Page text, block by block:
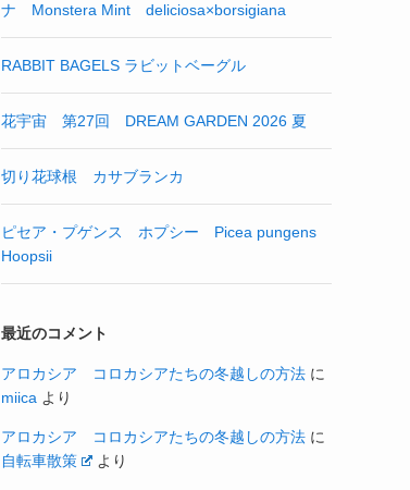
ナ Monstera Mint deliciosa×borsigiana
RABBIT BAGELS ラビットベーグル
花宇宙 第27回 DREAM GARDEN 2026 夏
切り花球根 カサブランカ
ピセア・プゲンス ホプシー Picea pungens
Hoopsii
最近のコメント
アロカシア コロカシアたちの冬越しの方法 に
miica より
アロカシア コロカシアたちの冬越しの方法 に
自転車散策
より